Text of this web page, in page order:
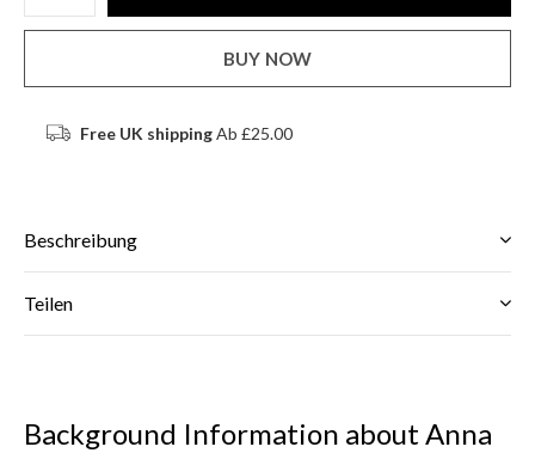
BUY NOW
Free UK shippingAb £25.00
Beschreibung
Teilen
Background Information about Anna